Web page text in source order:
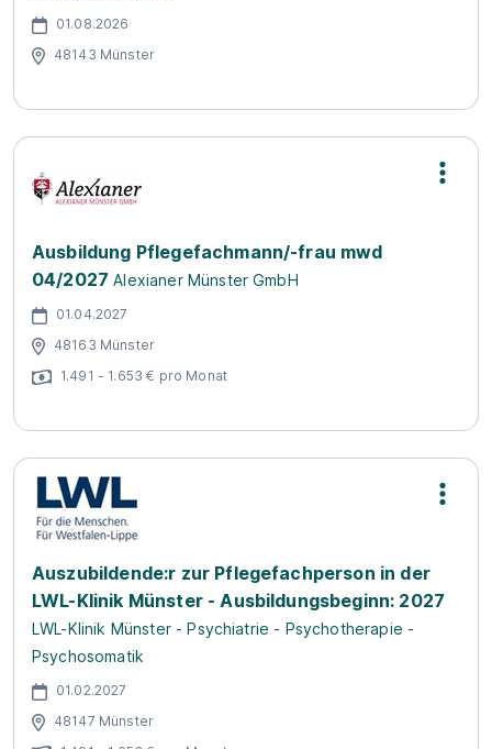
01.08.2026
48143 Münster
Ausbildung Pflegefachmann/-frau mwd
04/2027 Alexianer Münster GmbH
01.04.2027
48163 Münster
1.491 - 1.653 € pro Monat
Auszubildende:r zur Pflegefachperson in der
LWL-Klinik Münster - Ausbildungsbeginn: 2027
LWL-Klinik Münster - Psychiatrie - Psychotherapie -
Psychosomatik
01.02.2027
48147 Münster